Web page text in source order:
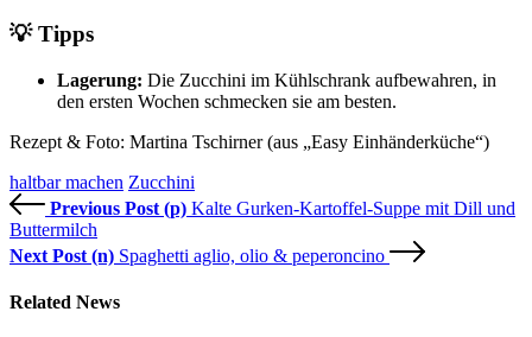
💡 Tipps
Lagerung: Die Zucchini im Kühlschrank aufbewahren, in
den ersten Wochen schmecken sie am besten.
Rezept & Foto: Martina Tschirner (aus „Easy Einhänderküche“)
haltbar machen Zucchini
Previous Post (p) Kalte Gurken-Kartoffel-Suppe mit Dill und
Buttermilch
Next Post (n) Spaghetti aglio, olio & peperoncino
Related News